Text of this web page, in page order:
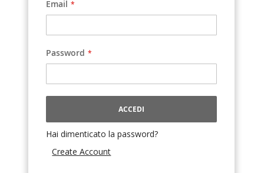
Email
Password
ACCEDI
Hai dimenticato la password?
Create Account